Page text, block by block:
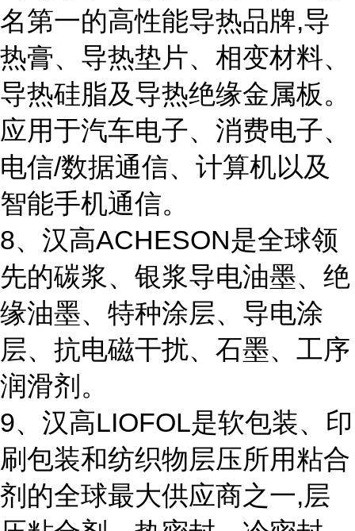
名第一的高性能导热品牌,导
热膏、导热垫片、相变材料、
导热硅脂及导热绝缘金属板。
应用于汽车电子、消费电子、
电信/数据通信、计算机以及
智能手机通信。
8、汉高ACHESON是全球领
先的碳浆、银浆导电油墨、绝
缘油墨、特种涂层、导电涂
层、抗电磁干扰、石墨、工序
润滑剂。
9、汉高LIOFOL是软包装、印
刷包装和纺织物层压所用粘合
剂的全球最大供应商之一,层